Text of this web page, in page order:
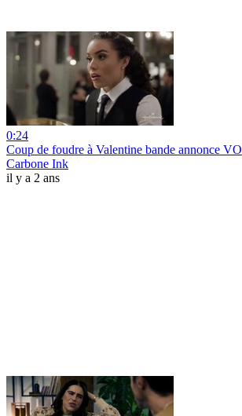
0:24
Coup de foudre à Valentine bande annonce VO
Carbone Ink
il y a 2 ans